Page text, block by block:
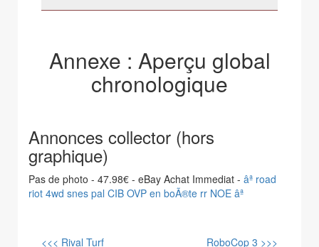
Annexe : Aperçu global
chronologique
Annonces collector (hors
graphique)
Pas de photo - 47.98€ - eBay Achat Immediat - âª road
riot 4wd snes pal CIB OVP en boÃ®te rr NOE âª
<<< Rival Turf RoboCop 3 >>>